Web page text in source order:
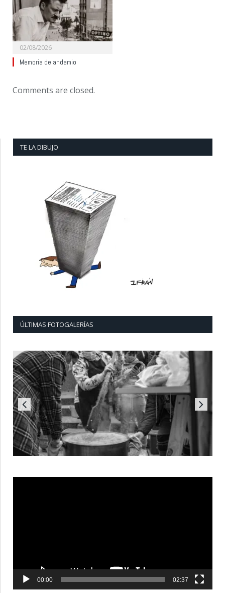
02/08/2026
Memoria de andamio
Comments are closed.
TE LA DIBUJO
ÚLTIMAS FOTOGALERÍAS
00:00 02:37